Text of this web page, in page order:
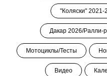
"Коляски" 2021-
Дакар 2026/Ралли-
Мотоциклы/Тесты
Видео